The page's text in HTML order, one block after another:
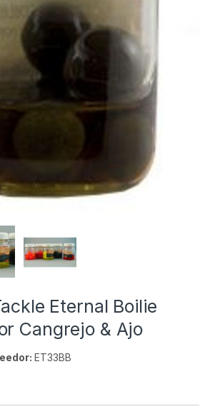
Eternal Boilie
Cangrejo & Ajo
ET33BB